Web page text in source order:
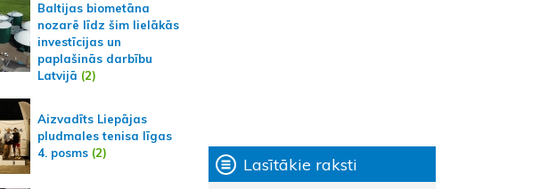
Baltijas biometāna
nozarē līdz šim lielākās
investīcijas un
paplašinās darbību
Latvijā (2)
Aizvadīts Liepājas
pludmales tenisa līgas
4. posms(2)
Lasītākie raksti